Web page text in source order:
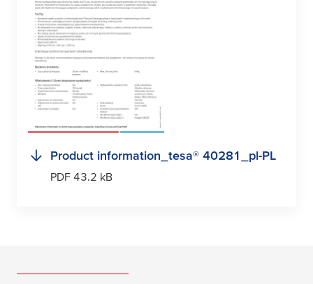
Product information_ tesa® 40281_pl-PL
PDF 43.2 kB